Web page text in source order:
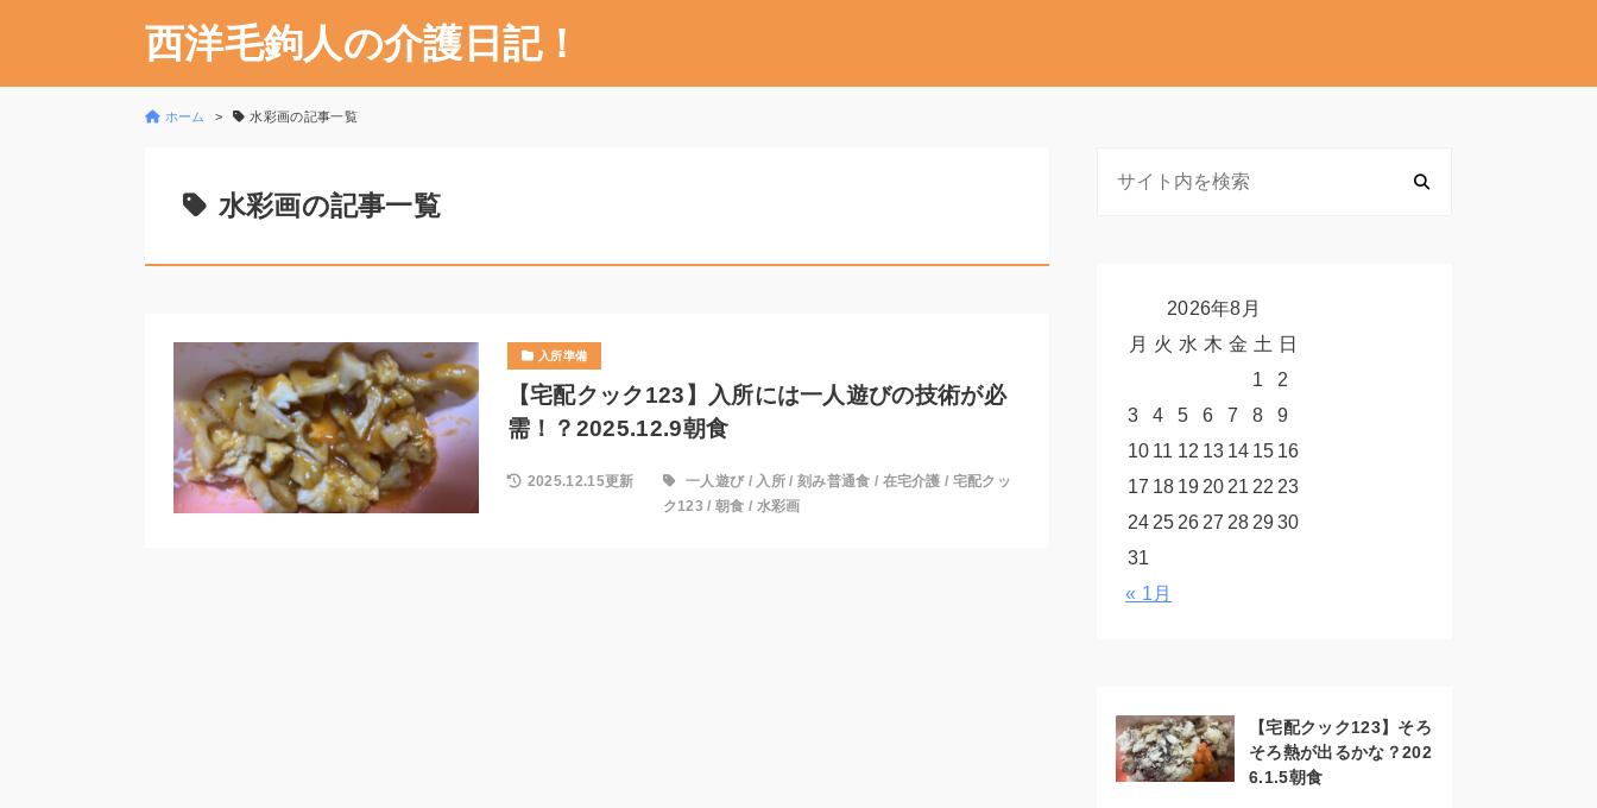
西洋毛鉤人の介護日記！
ホーム 水彩画の記事一覧
水彩画の記事一覧
入所準備
【宅配クック123】入所には一人遊びの技術が必
需！？2025.12.9朝食
2025.12.15更新 一人遊び/ 入所/ 刻み普通食 / 在宅介護 / 宅配クッ
ク123 / 朝食 / 水彩画
2026年8月
月 火 水 木 金 土 日
1
2
3
4 5 6 7 8
9
10 11 12 13 14 15 16
17 18 19 20 21 22 23
24 25 26 27 28 2930
31
« 1月
【宅配クック123】そろ
そろ熱が出るかな？202
6.1.5朝食